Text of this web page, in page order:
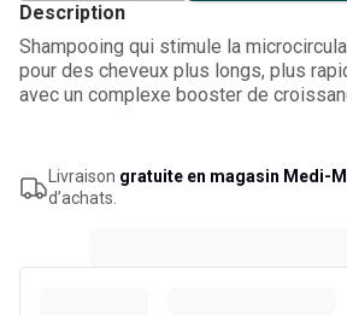
Description
Shampooing qui stimule la
pour des cheveux plus longs, plus
avec un complexe booster de
Livraison gratuite en magasin Medi-
d’achats.